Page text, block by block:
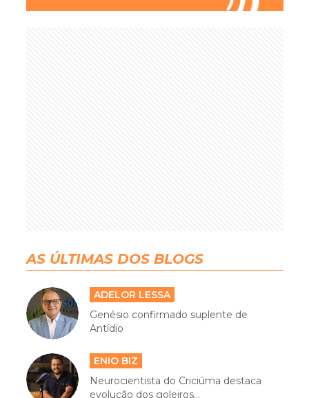
AS ÚLTIMAS DOS BLOGS
ADELOR LESSA
Genésio confirmado suplente de
Antídio
ENIO BIZ
Neurocientista do Criciúma destaca
evolução dos goleiros...